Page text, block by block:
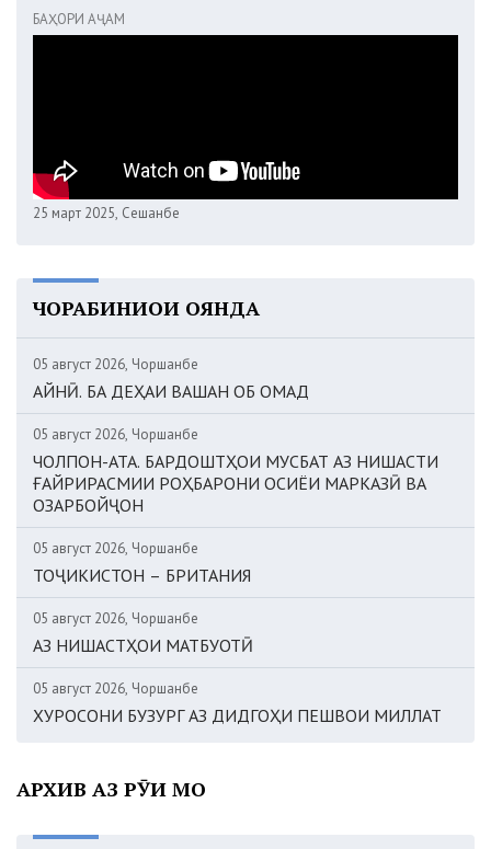
БАҲОРИ АҶАМ
25 март 2025, Сешанбе
ЧОРАБИНИҲОИ ОЯНДА
05 август 2026, Чоршанбе
АЙНӢ. БА ДЕҲАИ ВАШАН ОБ ОМАД
05 август 2026, Чоршанбе
ЧОЛПОН-АТА. БАРДОШТҲОИ МУСБАТ АЗ НИШАСТИ
ҒАЙРИРАСМИИ РОҲБАРОНИ ОСИЁИ МАРКАЗӢ ВА
ОЗАРБОЙҶОН
05 август 2026, Чоршанбе
ТОҶИКИСТОН – БРИТАНИЯ
05 август 2026, Чоршанбе
АЗ НИШАСТҲОИ МАТБУОТӢ
05 август 2026, Чоршанбе
ХУРОСОНИ БУЗУРГ АЗ ДИДГОҲИ ПЕШВОИ МИЛЛАТ
АРХИВ АЗ РӮИ МОҲ